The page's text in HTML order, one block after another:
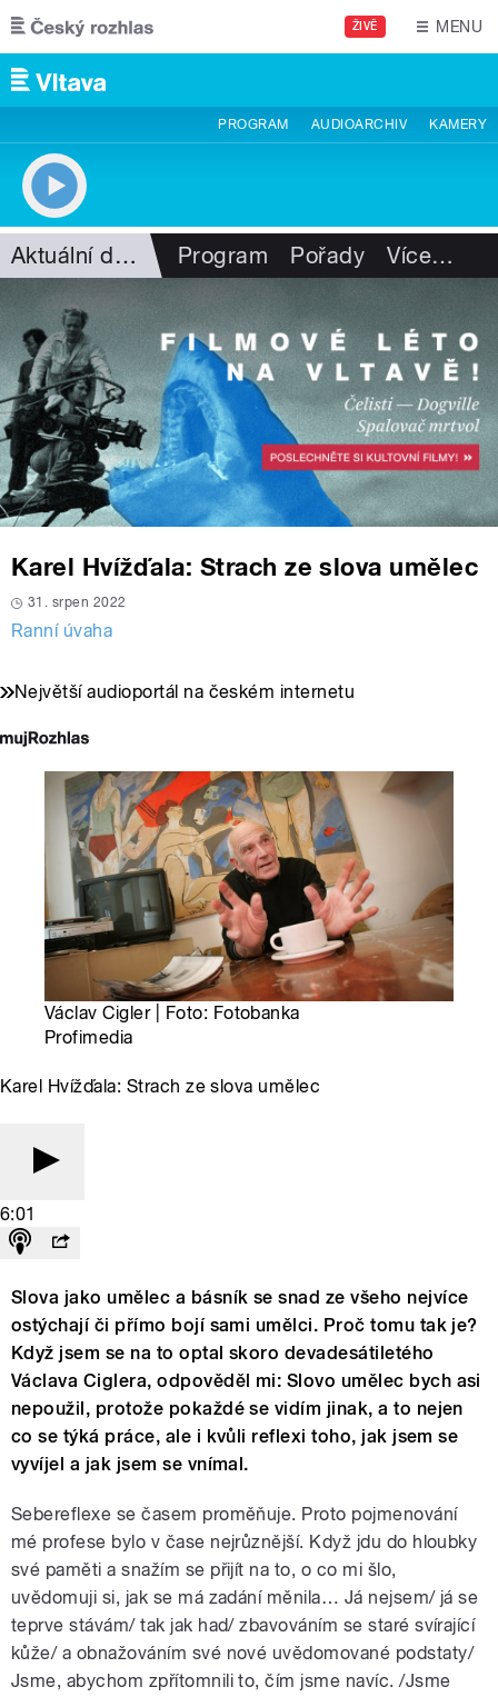
Přejít k hlavnímu obsahu
ŽIVĚ MENU
PROGRAM AUDIOARCHIV KAMERY
Aktuální dění Program Pořady Více…
Karel Hvížďala: Strach ze slova umělec
31. srpen 2022
Ranní úvaha
Největší audioportál na českém internetu
Václav Cigler | Foto: Fotobanka
Profimedia
Karel Hvížďala: Strach ze slova umělec
6:01
Slova jako umělec a básník se snad ze všeho nejvíce
ostýchají či přímo bojí sami umělci. Proč tomu tak je?
Když jsem se na to optal skoro devadesátiletého
Václava Ciglera, odpověděl mi: Slovo umělec bych asi
nepoužil, protože pokaždé se vidím jinak, a to nejen
co se týká práce, ale i kvůli reflexi toho, jak jsem se
vyvíjel a jak jsem se vnímal.
Sebereflexe se časem proměňuje. Proto pojmenování
mé profese bylo v čase nejrůznější. Když jdu do hloubky
své paměti a snažím se přijít na to, o co mi šlo,
uvědomuji si, jak se má zadání měnila… Já nejsem/ já se
teprve stávám/ tak jak had/ zbavováním se staré svírající
kůže/ a obnažováním své nové uvědomované podstaty/
Jsme, abychom zpřítomnili to, čím jsme navíc. /Jsme